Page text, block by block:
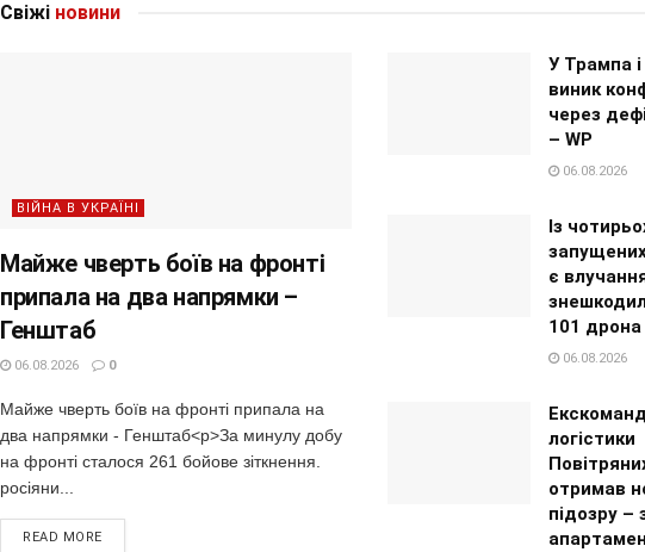
Свіжі новини
ВІЙНА В УКРАЇНІ
Майже чверть боїв на фронті
припала на два напрямки –
Генштаб
06.08.2026 0
Майже чверть боїв на фронті припала на
два напрямки - Генштаб<p>За минулу добу
на фронті сталося 261 бойове зіткнення.
росіяни...
READ MORE
У Трампа
виник
через
– WP
06.08.2026
Із
є
101 дрона
06.08.2026
логістики
отримав
підозру –